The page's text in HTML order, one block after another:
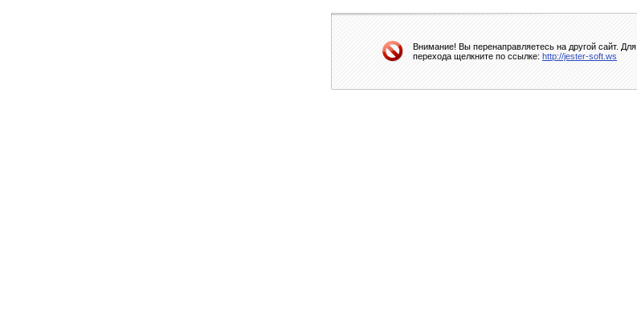
Внимание! Вы перенаправляетесь на другой сайт. Для
перехода щелкните по ссылке: http://jester-soft.ws